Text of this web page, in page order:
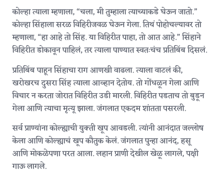
कोल्हा त्याला म्हणाला, “चला, मी तुम्हाला त्याच्याकडे घेऊन जातो.”
कोल्हा सिंहाला सरळ विहिरीजवळ घेऊन गेला. तिथं पोहोचल्यावर तो
म्हणाला, “हा आहे तो सिंह. या विहिरीत पाहा, तो आत आहे.” सिंहाने
विहिरीत डोकावून पाहिलं, तर त्याला पाण्यात स्वतःचंच प्रतिबिंब दिसलं.
प्रतिबिंब पाहून सिंहाचा राग आणखी वाढला. त्याला वाटलं की,
खरोखरच दुसरा सिंह त्याला आव्हान देतोय. तो गोंधळून गेला आणि
विचार न करता जोरात विहिरीत उडी मारली. विहिरीत पडताच तो बुडून
गेला आणि त्याचा मृत्यू झाला. जंगलात एकदम शांतता पसरली.
सर्व प्राण्यांना कोल्ह्याची युक्ती खूप आवडली. त्यांनी आनंदात जल्लोष
केला आणि कोल्ह्याचं खूप कौतुक केलं. जंगलात पुन्हा आनंद, हसू
आणि मोकळेपणा परत आला. लहान प्राणी देखील खेळू लागले, पक्षी
गाऊ लागले.